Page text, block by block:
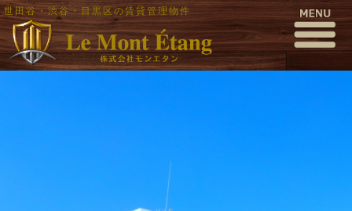
世田谷・渋谷・目黒区の賃貸管理物件
pa020033
公開日時: 2016年10月3日1000 × 563(pa020033 )
← 前へ 次へ →